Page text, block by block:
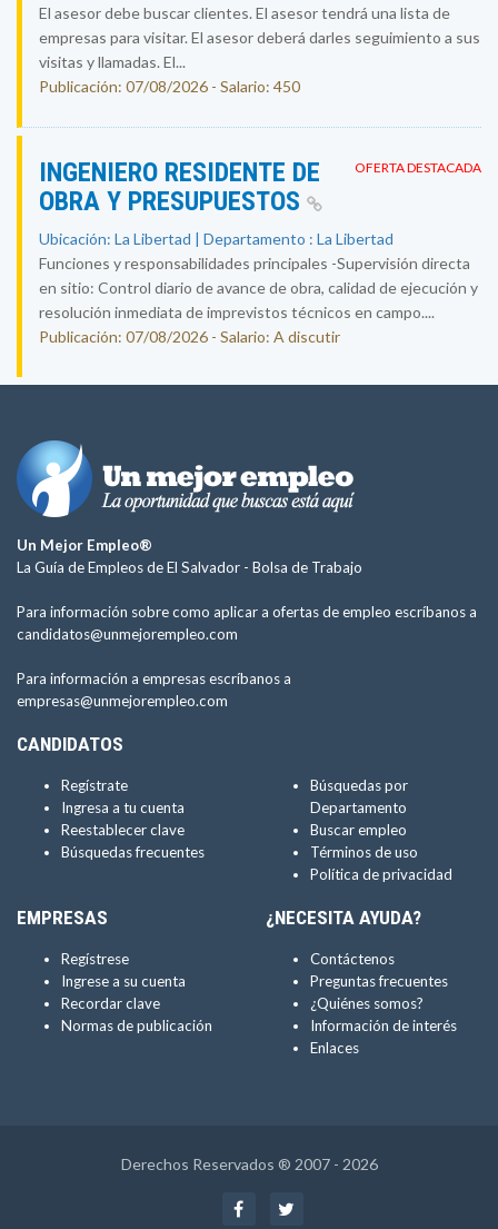
El asesor debe buscar clientes. El asesor tendrá una lista de
empresas para visitar. El asesor deberá darles seguimiento a sus
visitas y llamadas. El...
Publicación: 07/08/2026 - Salario: 450
OFERTA DESTACADA
INGENIERO RESIDENTE DE
OBRA Y PRESUPUESTOS
Ubicación: La Libertad | Departamento : La Libertad
Funciones y responsabilidades principales -Supervisión directa
en sitio: Control diario de avance de obra, calidad de ejecución y
resolución inmediata de imprevistos técnicos en campo....
Publicación: 07/08/2026 - Salario: A discutir
Un Mejor Empleo®
La Guía de Empleos de El Salvador - Bolsa de Trabajo
Para información sobre como aplicar a ofertas de empleo escríbanos a
candidatos@unmejorempleo.com
Para información a empresas escríbanos a
empresas@unmejorempleo.com
CANDIDATOS
Regístrate
Ingresa a tu cuenta
Reestablecer clave
Búsquedas frecuentes
Búsquedas por
Departamento
Buscar empleo
Términos de uso
Política de privacidad
EMPRESAS
Regístrese
Ingrese a su cuenta
Recordar clave
Normas de publicación
¿NECESITA AYUDA?
Contáctenos
Preguntas frecuentes
¿Quiénes somos?
Información de interés
Enlaces
Derechos Reservados ® 2007 - 2026
Facebook